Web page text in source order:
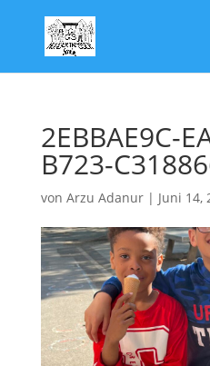
2EBBAE9C-
B723-
von Arzu Adanur| Juni 14,